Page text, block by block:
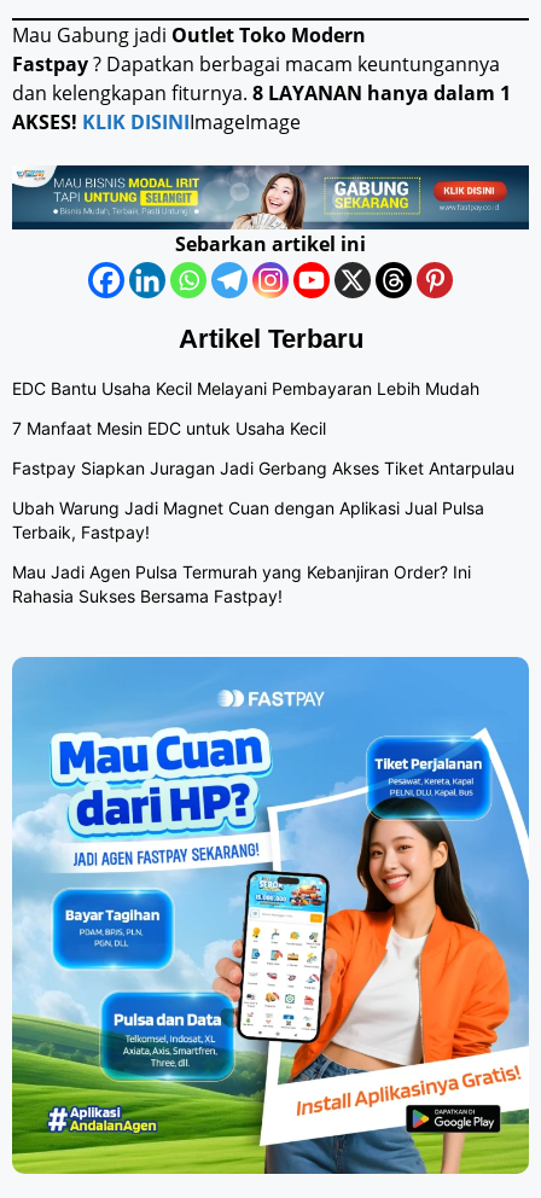
Mau Gabung jadi Outlet Toko Modern
Fastpay? Dapatkan berbagai macam keuntungannya
dan kelengkapan fiturnya. 8 LAYANAN hanya dalam 1
AKSES! KLIK DISINIImageImage
Sebarkan artikel ini
Artikel Terbaru
EDC Bantu Usaha Kecil Melayani Pembayaran Lebih Mudah
7 Manfaat Mesin EDC untuk Usaha Kecil
Fastpay Siapkan Juragan Jadi Gerbang Akses Tiket Antarpulau
Ubah Warung Jadi Magnet Cuan dengan Aplikasi Jual Pulsa
Terbaik, Fastpay!
Mau Jadi Agen Pulsa Termurah yang Kebanjiran Order? Ini
Rahasia Sukses Bersama Fastpay!